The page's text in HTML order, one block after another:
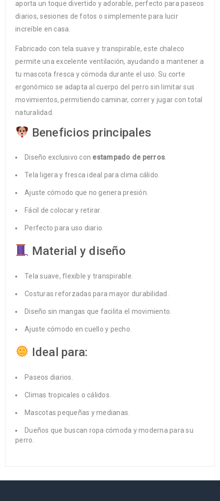
aporta un toque divertido y adorable, perfecto para paseos
diarios, sesiones de fotos o simplemente para lucir
increíble en casa.
Fabricado con tela suave y transpirable, este chaleco
permite una excelente ventilación, ayudando a mantener a
tu mascota fresca y cómoda durante el uso. Su corte
ergonómico se adapta al cuerpo del perro sin limitar sus
movimientos, permitiendo caminar, correr y jugar con total
naturalidad.
Beneficios principales
Diseño exclusivo con estampado de perros.
Tela ligera y fresca ideal para clima cálido.
Ajuste cómodo que no genera presión.
Fácil de colocar y retirar.
Perfecto para uso diario.
Material y diseño
Tela suave, flexible y transpirable.
Costuras reforzadas para mayor durabilidad.
Diseño sin mangas que facilita el movimiento.
Ajuste cómodo en cuello y pecho.
Ideal para:
Paseos diarios.
Climas tropicales o cálidos.
Mascotas pequeñas y medianas.
Dueños que buscan ropa cómoda y moderna para su
perro.